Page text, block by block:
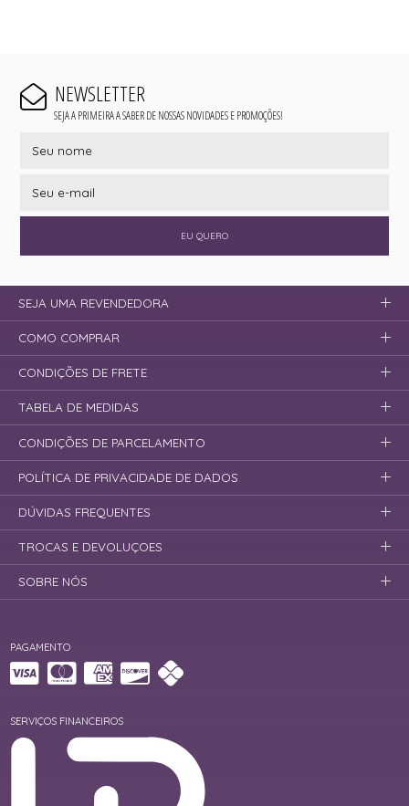
NEWSLETTER
SEJA A PRIMEIRA A SABER DE NOSSAS NOVIDADES E PROMOÇÕES!
EU QUERO
PAGAMENTO
SERVIÇOS FINANCEIROS
SEJA UMA REVENDEDORA
COMO COMPRAR
CONDIÇÕES DE FRETE
TABELA DE MEDIDAS
CONDIÇÕES DE PARCELAMENTO
POLÍTICA DE PRIVACIDADE DE DADOS
DÚVIDAS FREQUENTES
TROCAS E DEVOLUÇOES
SOBRE NÓS